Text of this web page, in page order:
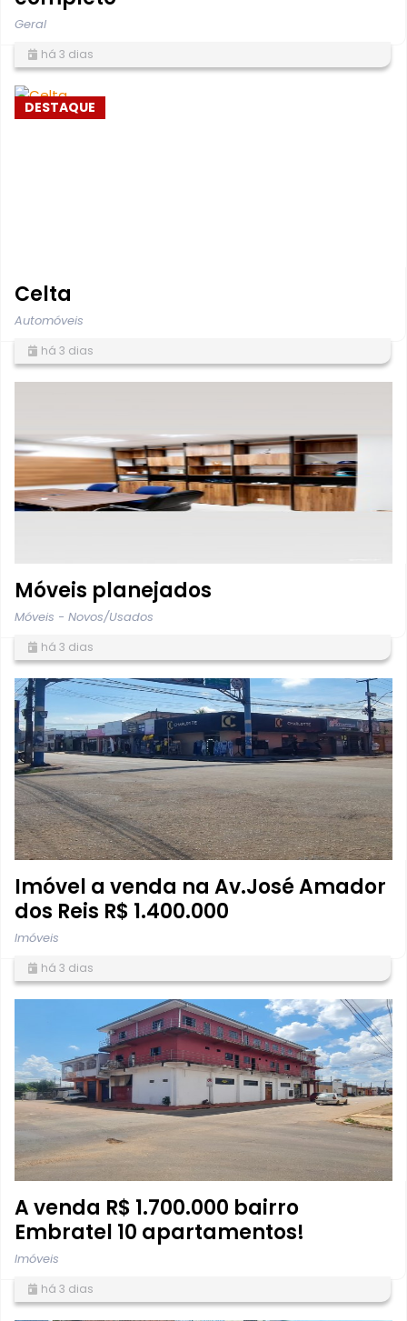
Geral
há 3 dias
DESTAQUE
Celta
Automóveis
há 3 dias
Móveis planejados
Móveis - Novos/Usados
há 3 dias
Imóvel a venda na Av.José Amador
dos Reis R$ 1.400.000
Imóveis
há 3 dias
A venda R$ 1.700.000 bairro
Embratel 10 apartamentos!
Imóveis
há 3 dias